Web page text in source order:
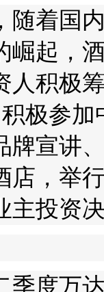
着国内
崛起，
人积极
极参
牌宣讲
店，举
主投资
度万达